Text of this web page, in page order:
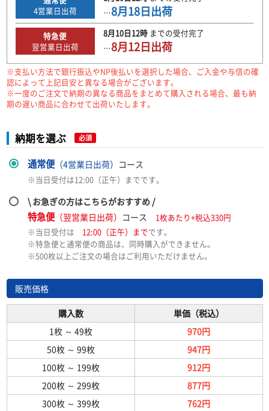
4営業日出荷
…8月18日出荷
特急便
翌営業日出荷
8月10日12時までの受付完了
…8月12日出荷
※支払い方法で銀行振込やNP後払いを選択した場合、ご入金や与信の確
認によって上記目安と異なる場合がございます。
※一度のご注文で納期の異なる商品をまとめて購入される場合、最も納
期の遅い商品に合わせて出荷いたします。
納期を選ぶ 必須
通常便（4営業日出荷） コース
※当日受付は12:00（正午）までです。
\ お急ぎの方はこちらがおすすめ /
特急便（翌営業日出荷） コース
1枚あたり+税込330円
※当日受付は 12:00（正午）までです。
※特急便と通常便の商品は、同時購入ができません。
※500枚以上ご注文の場合はご利用いただけません。
販売価格
購入数
単価（税込）
1枚 ～ 49枚
970円
50枚 ～ 99枚
947円
100枚 ～ 199枚
912円
200枚 ～ 299枚
877円
300枚 ～ 399枚
762円